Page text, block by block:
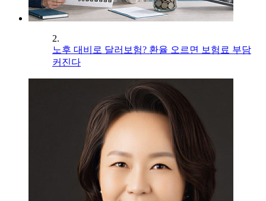
2.
노후 대비로 달러보험? 환율 오르면 보험료 부담
커진다